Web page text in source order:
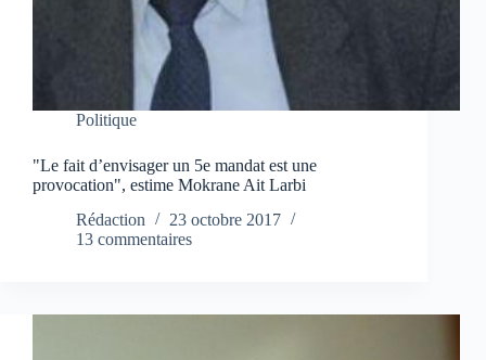
Politique
"Le fait d’envisager un 5e mandat est une
provocation", estime Mokrane Ait Larbi
Rédaction
23 octobre 2017
13 commentaires